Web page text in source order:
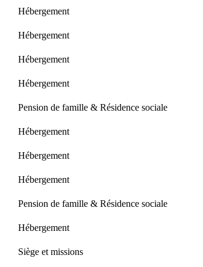
Hébergement
Hébergement
Hébergement
Hébergement
Pension de famille & Résidence sociale
Hébergement
Hébergement
Hébergement
Pension de famille & Résidence sociale
Hébergement
Siège et missions